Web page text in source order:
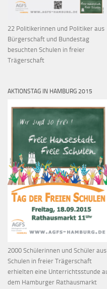
22 Politikerinnen und Politiker aus
Bürgerschaft und Bundestag
besuchten Schulen in freier
Trägerschaft
AKTIONSTAG IN HAMBURG 2015
2000 Schülerinnen und Schüler aus
Schulen in freier Trägerschaft
erhielten eine Unterrichtsstunde
dem Hamburger Rathausmarkt